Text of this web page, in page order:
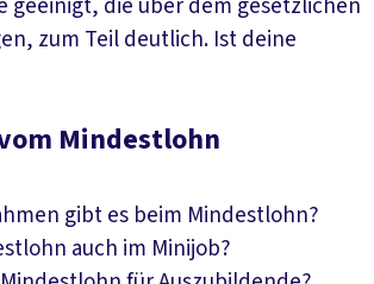
geeinigt, die über dem gesetzlichen
zum Teil deutlich. Ist deine
Mindestlohn
gibt es beim Mindestlohn?
auch im Minijob?